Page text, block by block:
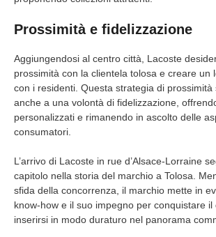
Prossimità e fidelizzazione
Aggiungendosi al centro città, Lacoste
prossimità con la clientela tolosa e creare un
con i residenti. Questa strategia di prossimità
anche a una volontà di fidelizzazione,
personalizzati e rimanendo in ascolto delle
consumatori.
L’arrivo di Lacoste in rue d’Alsace-Lorraine
capitolo nella storia del marchio a Tolosa.
sfida della concorrenza, il marchio mette in
know-how e il suo impegno per conquistare
inserirsi in modo duraturo nel panorama